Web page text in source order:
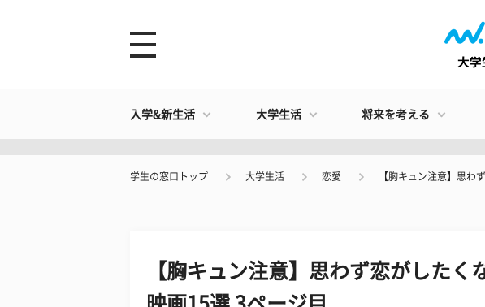
入学&新生活 大学生活 将来を考える
学生の窓口トップ 大学生活 恋愛 【胸キュン注意】思わ
【胸キュン注意】思わず恋がしたく